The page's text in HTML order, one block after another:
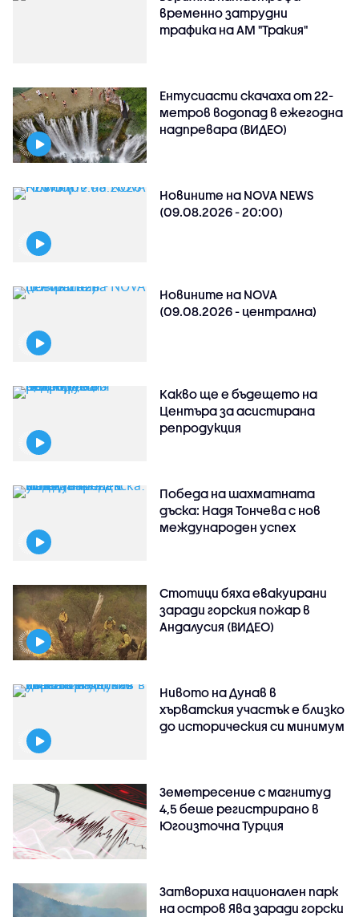
временно затрудни
трафика на АМ "Тракия"
Ентусиасти скачаха от 22-
метров водопад в ежегодна
надпревара (ВИДЕО)
Новините на NOVA NEWS
(09.08.2026 - 20:00)
Новините на NOVA
(09.08.2026 - централна)
Какво ще е бъдещето на
Центъра за асистирана
репродукция
Победа на шахматната
дъска: Надя Тончева с нов
международен успех
Стотици бяха евакуирани
заради горския пожар в
Андалусия (ВИДЕО)
Нивото на Дунав в
хърватския участък е близко
до историческия си минимум
Земетресение с магнитуд
4,5 беше регистрирано в
Югоизточна Турция
Затвориха национален парк
на остров Ява заради горски